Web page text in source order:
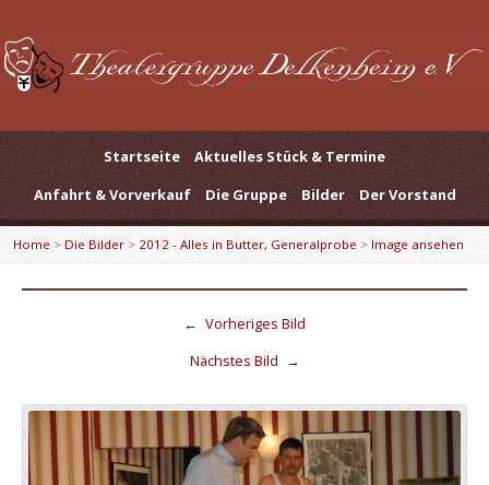
Startseite
Aktuelles Stück & Termine
Anfahrt & Vorverkauf
Die Gruppe Bilder Der Vorstand
Home > Die Bilder> 2012 - Alles in Butter, Generalprobe >Image ansehen
← Vorheriges Bild
Nächstes Bild →